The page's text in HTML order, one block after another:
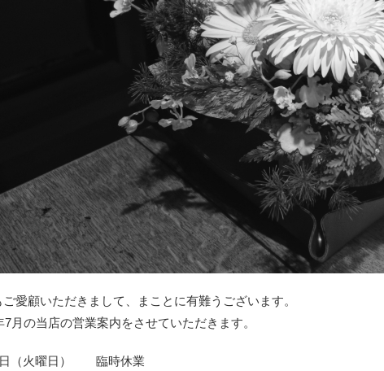
ご愛顧いただきまして、まことに有難うございます。
7月の当店の営業案内をさせていただきます。
（火曜日） 臨時休業